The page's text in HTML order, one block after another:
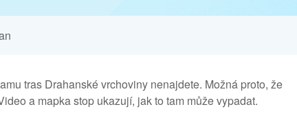
tras Drahanské vrchoviny nenajdete. Možná proto, že
a mapka stop ukazují, jak to tam může vypadat.